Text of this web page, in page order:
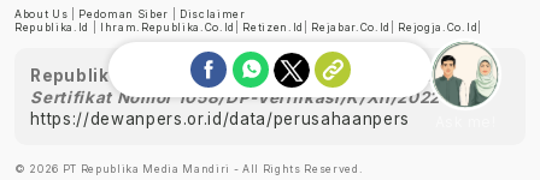
About Us Pedoman Siber
Disclaimer
Republika.id
Ihram.republika.co.id Retizen.id Rejabar.co.id Rejogja.co.id
Republika telah diverifikasi oleh Dewan Pers
Sertifikat Nomor 1058/DP-Verifikasi/K/XII/2022
https://dewanpers.or.id/data/perusahaanpers
© 2026 PT Republika Media Mandiri - All Rights Reserved.